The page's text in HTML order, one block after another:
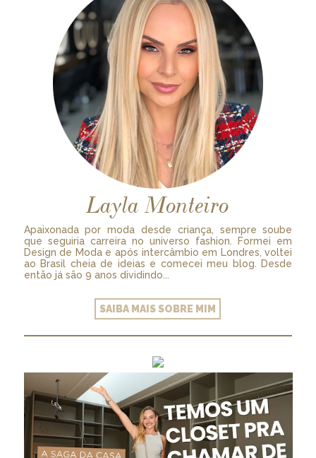
Layla Monteiro
Apaixonada por moda desde criança, sempre soube
que seguiria carreira no universo fashion. Formei em
Design de Moda e após intercâmbio em Londres, voltei
ao Brasil cheia de ideias e comecei meu blog. Desde
então já são 9 anos dividindo...
SAIBA MAIS SOBRE MIM